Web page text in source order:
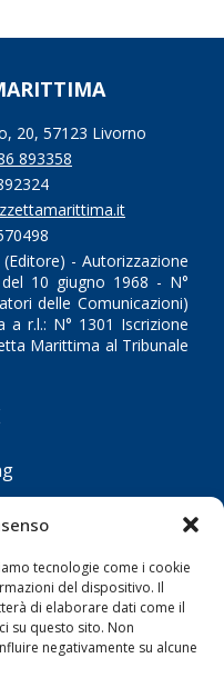
tecnologie come i cookie
del dispositivo. Il
di elaborare dati come il
su questo sito. Non
negativamente su alcune
20, 57123 Livorno
893358
- Autorizzazione
10 giugno 1968 - N°
delle Comunicazioni)
a r.l.: N° 1301 Iscrizione
Marittima al Tribunale